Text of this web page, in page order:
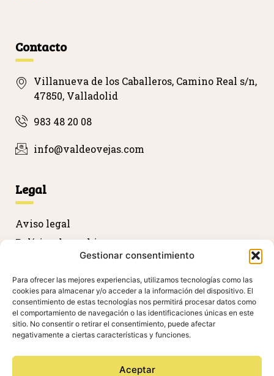
Gestionar consentimiento
Para ofrecer las mejores experiencias, utilizamos tecnologías como las
cookies para almacenar y/o acceder a la información del dispositivo. El
consentimiento de estas tecnologías nos permitirá procesar datos como
el comportamiento de navegación o las identificaciones únicas en este
sitio. No consentir o retirar el consentimiento, puede afectar
negativamente a ciertas características y funciones.
Aceptar
Contacto
Villanueva de los Caballeros, Camino Real s/n,
47850, Valladolid
983 48 20 08
info@valdeovejas.com
Legal
Aviso legal
Política de cookies
Política de privacidad
Devolución y reembolso
Declaración de accesibilidad
Agradecimientos